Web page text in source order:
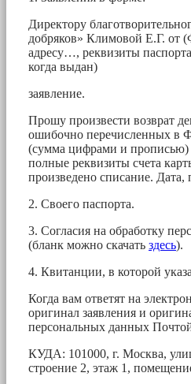
Директору
добряков» Климовой Е.Г.
адресу…, реквизиты
когда выдан)
заявление.
Прошу произвести возврат
ошибочно перечисленных в
(сумма цифрами и прописью)
полные реквизиты счета
произведено списание. Дата,
2. Своего паспорта.
3. Согласия на обработку
(бланк можно скачать здесь).
4. Квитанции, в которой
Когда вам ответят на
оригинал заявления и
персональных данных
КУДА: 101000, г. Москва,
строение 2, этаж 1,